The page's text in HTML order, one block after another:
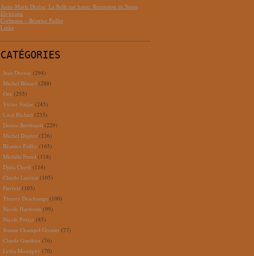
Anne-Marie Derèse, La Belle me hante. Recension de Sonia
Elvireanu
Corbeaux – Béatrice Pailler
Links
CATÉGORIES
Jean Dornac (294)
Michel Bénard (288)
Ode (255)
Victor Varjac (245)
Luce Péclard (235)
Denise Bernhardt (229)
Michel Duprez (226)
Béatrice Pailler (165)
Michèle Freud (118)
Djida Cherfi (114)
Claude Luezior (105)
Pierfetz (103)
Thierry Deschamps (100)
Nicole Hardouin (99)
Nicole Portay (85)
Jeanne Champel Grenier (77)
Claude Gauthier (76)
Lydia Montigny (70)